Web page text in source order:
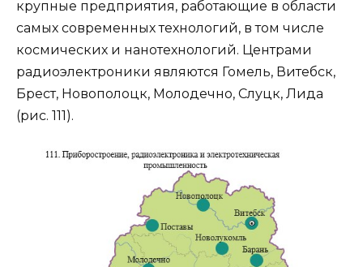
крупные предприятия, работающие в области
самых современных технологий, в том числе
космических и нанотехнологий. Центрами
радиоэлектроники являются Гомель, Витебск,
Брест, Новополоцк, Молодечно, Слуцк, Лида
(рис. 111).